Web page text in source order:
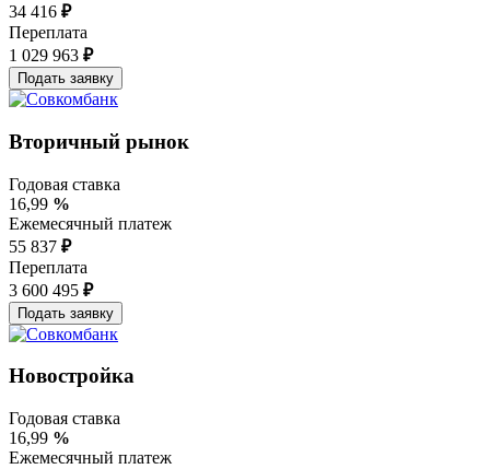
34 416 ₽
Переплата
1 029 963 ₽
Вторичный рынок
Годовая ставка
16,99 %
Ежемесячный платеж
55 837 ₽
Переплата
3 600 495 ₽
Новостройка
Годовая ставка
16,99 %
Ежемесячный платеж